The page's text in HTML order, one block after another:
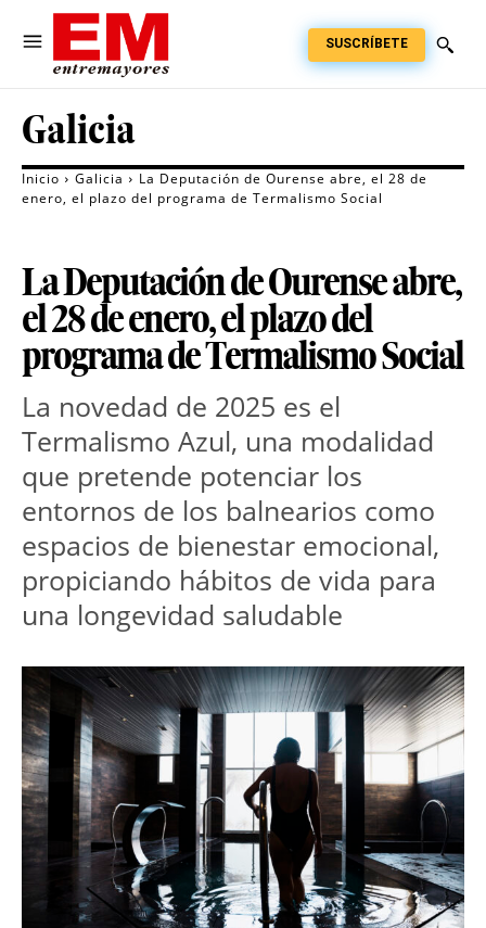
SUSCRÍBETE
Galicia
Inicio Galicia
La Deputación de Ourense abre, el 28 de
enero, el plazo del programa de Termalismo Social
La Deputación de Ourense abre,
el 28 de enero, el plazo del
programa de Termalismo Social
La novedad de 2025 es el
Termalismo Azul, una modalidad
que pretende potenciar los
entornos de los balnearios como
espacios de bienestar emocional,
propiciando hábitos de vida para